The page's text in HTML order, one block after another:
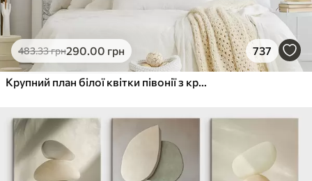
483.33грн290.00 грн 737
Крупний план білої квітки півонії з крапельками води на пелюстках на розмитому фоні